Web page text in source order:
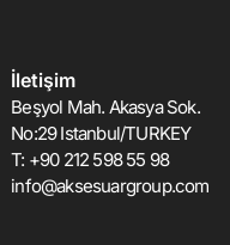
İletişim
Beşyol Mah. Akasya Sok.
No:29 Istanbul/TURKEY
T: +90 212 598 55 98
info@aksesuargroup.com